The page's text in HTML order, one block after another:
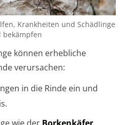
Krankheiten und Schädlinge
können erhebliche
verursachen:
in die Rinde ein und
wie der Borkenkäfer